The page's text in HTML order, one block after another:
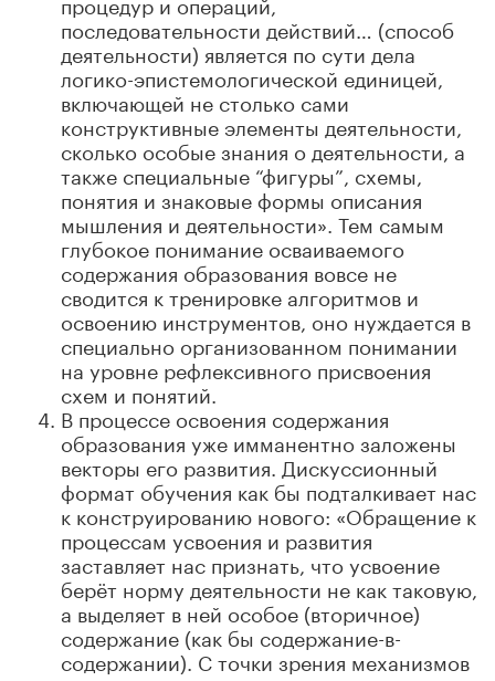
последовательности действий… (способ
деятельности) является по сути дела
логико-эпистемологической единицей,
включающей не столько сами
конструктивные элементы деятельности,
сколько особые знания о деятельности, а
также специальные “фигуры”, схемы,
понятия и знаковые формы описания
мышления и деятельности». Тем самым
глубокое понимание осваиваемого
содержания образования вовсе не
сводится к тренировке алгоритмов и
освоению инструментов, оно нуждается в
специально организованном понимании
на уровне рефлексивного присвоения
схем и понятий.
В процессе освоения содержания
образования уже имманентно заложены
векторы его развития. Дискуссионный
формат обучения как бы подталкивает нас
к конструированию нового: «Обращение к
процессам усвоения и развития
заставляет нас признать, что усвоение
берёт норму деятельности не как таковую,
а выделяет в ней особое (вторичное)
содержание (как бы содержание-в-
содержании). С точки зрения механизмов